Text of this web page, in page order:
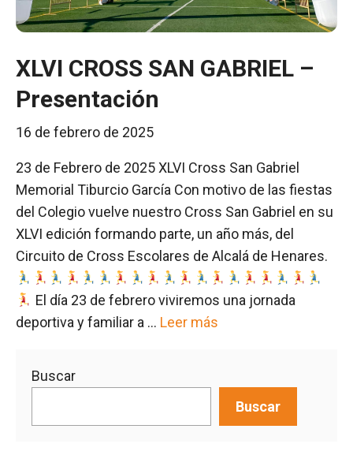
XLVI CROSS SAN GABRIEL –
Presentación
16 de febrero de 2025
23 de Febrero de 2025 XLVI Cross San Gabriel
Memorial Tiburcio García Con motivo de las fiestas
del Colegio vuelve nuestro Cross San Gabriel en su
XLVI edición formando parte, un año más, del
Circuito de Cross Escolares de Alcalá de Henares.
El día 23 de febrero viviremos una jornada
deportiva y familiar a … Leer más
Buscar
Buscar